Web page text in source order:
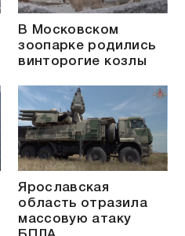
В Московском
зоопарке родились
винторогие козлы
Ярославская
область отразила
массовую атаку